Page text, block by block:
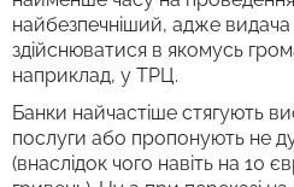
найбезпечніший, адже
здійснюватися в якомусь
наприклад, у ТРЦ.
Банки найчастіше стягують
послуги або пропонують не
(внаслідок чого навіть на 10